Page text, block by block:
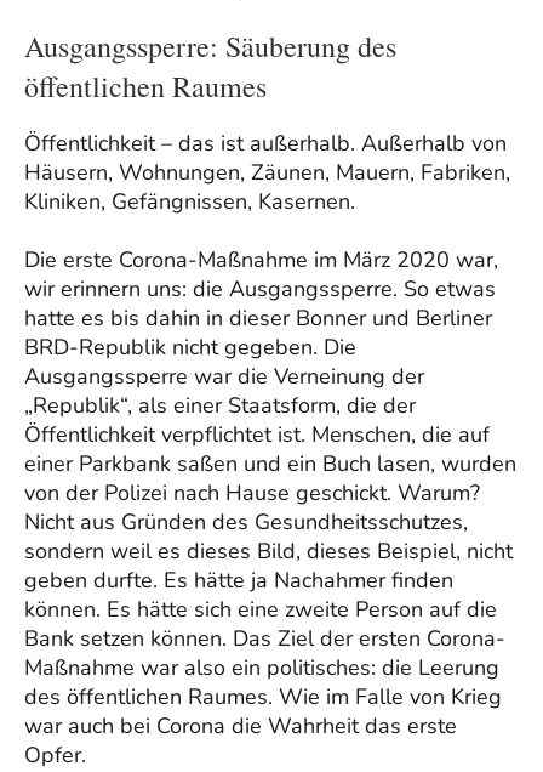
Ausgangssperre: Säuberung des
öffentlichen Raumes
Öffentlichkeit – das ist außerhalb. Außerhalb von
Häusern, Wohnungen, Zäunen, Mauern, Fabriken,
Kliniken, Gefängnissen, Kasernen.
Die erste Corona-Maßnahme im März 2020 war,
wir erinnern uns: die Ausgangssperre. So etwas
hatte es bis dahin in dieser Bonner und Berliner
BRD-Republik nicht gegeben. Die
Ausgangssperre war die Verneinung der
„Republik“, als einer Staatsform, die der
Öffentlichkeit verpflichtet ist. Menschen, die auf
einer Parkbank saßen und ein Buch lasen, wurden
von der Polizei nach Hause geschickt. Warum?
Nicht aus Gründen des Gesundheitsschutzes,
sondern weil es dieses Bild, dieses Beispiel, nicht
geben durfte. Es hätte ja Nachahmer finden
können. Es hätte sich eine zweite Person auf die
Bank setzen können. Das Ziel der ersten Corona-
Maßnahme war also ein politisches: die Leerung
des öffentlichen Raumes. Wie im Falle von Krieg
war auch bei Corona die Wahrheit das erste
Opfer.